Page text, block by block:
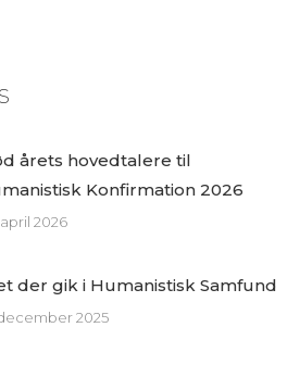
årets hovedtalere til
Konfirmation 2026
2026
der gik i Humanistisk Samfund
2025